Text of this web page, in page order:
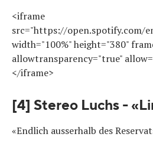
<iframe
src="https://open.spotify.com/
width="100%" height="380"
allowtransparency="true"
</iframe>
[4] Stereo Luchs -
«Endlich ausserhalb des